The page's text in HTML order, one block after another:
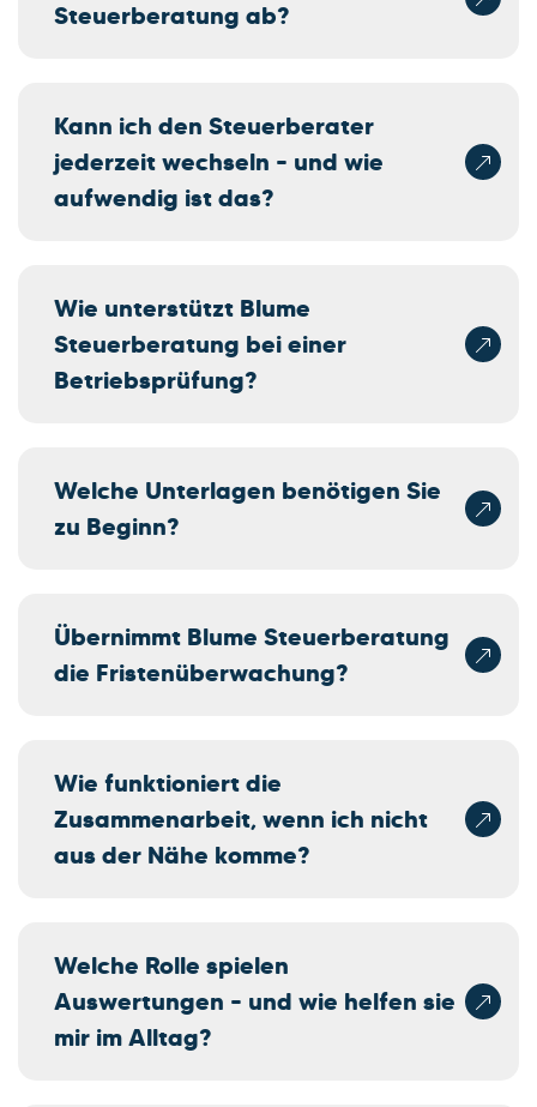
Steuerberatung ab?
Kann ich den Steuerberater
jederzeit wechseln – und wie
aufwendig ist das?
Wie unterstützt Blume
Steuerberatung bei einer
Betriebsprüfung?
Welche Unterlagen benötigen Sie
zu Beginn?
Übernimmt Blume Steuerberatung
die Fristenüberwachung?
Wie funktioniert die
Zusammenarbeit, wenn ich nicht
aus der Nähe komme?
Welche Rolle spielen
Auswertungen – und wie helfen sie
mir im Alltag?